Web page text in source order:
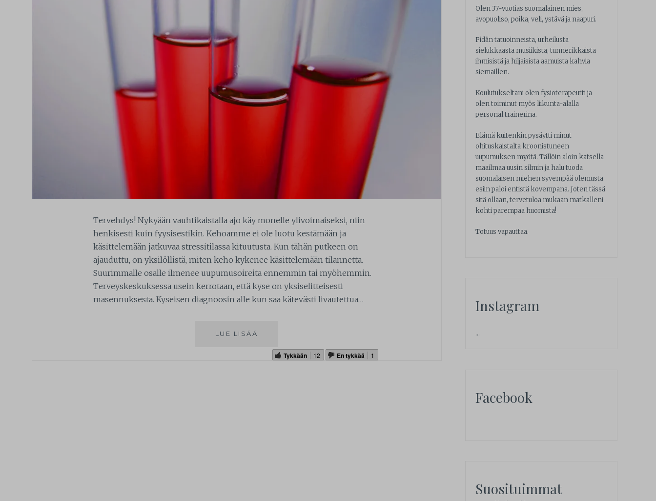
Tervehdys! Nykyään vauhtikaistalla ajo käy monelle ylivoimaiseksi, niin
henkisesti kuin fyysisestikin. Kehoamme ei ole luotu kestämään ja
käsittelemään jatkuvaa stressitilassa kituutusta. Kun tähän putkeen on
ajauduttu, on yksilöllistä, miten keho kykenee käsittelemään tilannetta.
Suurimmalle osalle ilmenee uupumusoireita ennemmin tai myöhemmin.
Terveyskeskuksessa usein kerrotaan, että kyse on yksiselitteisesti
masennuksesta. Kyseisen diagnoosin alle kun saa kätevästi livautettua…
LUE LISÄÄ
Tykkään 12 En tykkää 1
Olen 37-vuotias suomalainen mies,
avopuoliso, poika, veli, ystävä ja naapuri.
Pidän tatuoinneista, urheilusta
sielukkaasta musiikista, tunnerikkaista
ihmisistä ja hiljaisista aamuista kahvia
siemaillen.
Koulutukseltani olen fysioterapeutti ja
olen toiminut myös liikunta-alalla
personal trainerina.
Elämä kuitenkin pysäytti minut
ohituskaistalta kroonistuneen
uupumuksen myötä. Tällöin aloin katsella
maailmaa uusin silmin ja halu tuoda
suomalaisen miehen syvempää olemusta
esiin paloi entistä kovempana. Joten tässä
sitä ollaan, tervetuloa mukaan matkalleni
kohti parempaa huomista!
Totuus vapauttaa.
Instagram
…
Facebook
Suosituimmat